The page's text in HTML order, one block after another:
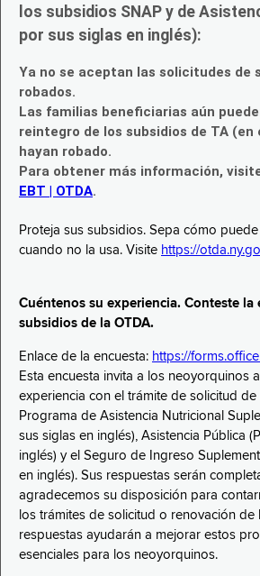
los subsidios SNAP y de
por sus siglas en inglés):
Ya no se aceptan las solicitudes de
robados.
Las familias beneficiarias aún
reintegro de los subsidios de TA
hayan robado.
Para obtener más información,
EBT | OTDA.
Proteja sus subsidios. Sepa cómo puede
cuando no la usa. Visite https://
Cuéntenos su experiencia. Conteste la
subsidios de la OTDA.
Enlace de la encuesta: https://
Esta encuesta invita a los neoyorquinos
experiencia con el trámite de solicitud de
Programa de Asistencia Nutricional
sus siglas en inglés), Asistencia Pública
inglés) y el Seguro de Ingreso
en inglés). Sus respuestas serán
agradecemos su disposición para
los trámites de solicitud o renovación de
respuestas ayudarán a mejorar estos
esenciales para los neoyorquinos.